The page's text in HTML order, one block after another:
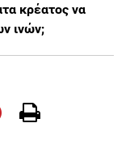
κρέατος να
ινών;